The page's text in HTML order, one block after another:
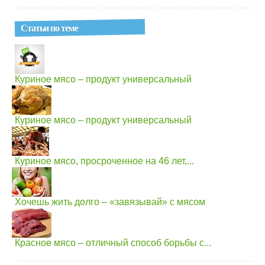
Статьи по теме
Куриное мясо – продукт универсальный
Куриное мясо – продукт универсальный
Куриное мясо, просроченное на 46 лет,...
Хочешь жить долго – «завязывай» с мясом
Красное мясо – отличный способ борьбы с...